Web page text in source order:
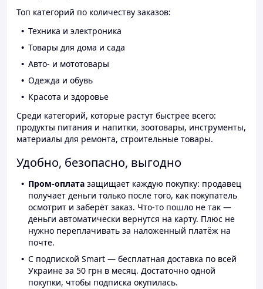
Топ категорий по количеству заказов:
Техника и электроника
Товары для дома и сада
Авто- и мототовары
Одежда и обувь
Красота и здоровье
Среди категорий, которые растут быстрее всего:
продукты питания и напитки, зоотовары, инструменты,
материалы для ремонта, строительные товары.
Удобно, безопасно, выгодно
Пром-оплата защищает каждую покупку: продавец
получает деньги только после того, как покупатель
осмотрит и заберёт заказ. Что-то пошло не так —
деньги автоматически вернутся на карту. Плюс не
нужно переплачивать за наложенный платёж на
почте.
С подпиской Smart — бесплатная доставка по всей
Украине за 50 грн в месяц. Достаточно одной
покупки, чтобы подписка окупилась.